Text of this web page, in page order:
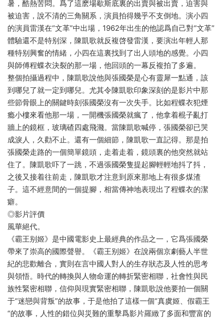
暑，酷熱苦悶。爲了這麽場歇斯底裏的出賣與被出賣，迫害與
被迫害，說不清的三角關系，演員拍得幾乎不支倒地。演小四
的演員雷漢在“文革”中出場，1962年出生的他認爲自己對“文革”
體驗還不是特别深，陳凱歌就反複啓發雷漢，要演出年輕人那
種特别興奮的情緒，小四在這裏找到了出人頭地的感覺。小四
與師傅程蝶衣決裂的那一場，他回頭的一幕反複拍了多遍。
整個拍攝過程中，陳凱歌說他與張國榮是心有靈犀一點通，該
到哪兒了就一定到哪兒。尤其令陳凱歌印象深刻的是影片中那
些節骨眼上的關鍵時刻張國榮沒有一次失手。比如程蝶衣犯煙
瘾小樓來看他那一場，一開機張國榮就瘋了，他拿着棍子亂打
牆上的鏡框，玻璃碴四處飛濺。當陳凱歌喊停，張國榮卻已哭
成淚人，久勸不止。還有一個細節，陳凱歌一直記得。那是拍
張國榮走路的一個簡單鏡頭，走着走着，鏡頭裏的他突然就站
住了。陳凱歌吓了一跳，不過張國榮隻提起腳輕輕地抖了抖，
之後又接着往前走，陳凱歌才注意到原來那地上有很多煤渣
子。這不經意間的一個提腳，相當傳神地表現出了程蝶衣的潔
癖。
◎影片評價
風華絕代。
《霸王别姬》是中國電影史上最經典的作品之一，它爲張國榮
帶來了崇高的國際聲譽。《霸王别姬》在說兩個京劇藝人半世
紀的悲歡離合，實則在言中國人對人的生存狀态及人性的思考
與領悟。時代的轉換與人物命運的轉折緊密相聯，社會性與民
族性緊密相聯，信仰與現實緊密相聯，陳凱歌說他要拍一個關
于“迷戀與背叛”的故事，于是他拍了這樣一個“真虞姬、假霸王
“的故事，人性的錯位與災難的重擊爲影片羅緻了多面和豐富的